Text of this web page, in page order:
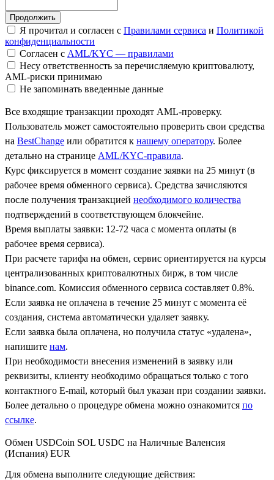
Я прочитал и согласен с Правилами сервиса и Политикой
конфиденциальности
Согласен с AML/KYC — правилами
Несу ответственность за перечисляемую криптовалюту,
AML-риски принимаю
Не запоминать введенные данные
Все входящие транзакции проходят AML-проверку.
Пользователь может самостоятельно проверить свои средства
на BestChange или обратится к нашему оператору. Более
детально на странице AML/KYC-правила.
Курс фиксируется в момент создание заявки на 25 минут (в
рабочее время обменного сервиса). Средства зачисляются
после получения транзакцией необходимого количества
подтверждений в соответствующем блокчейне.
Время выплаты заявки: 12-72 часа с момента оплаты (в
рабочее время сервиса).
При расчете тарифа на обмен, сервис ориентируется на курсы
централизованных криптовалютных бирж, в том числе
binance.com. Комиссия обменного сервиса составляет 0.8%.
Если заявка не оплачена в течение 25 минут с момента её
создания, система автоматически удаляет заявку.
Если заявка была оплачена, но получила статус «удалена»,
напишите нам.
При необходимости внесения изменений в заявку или
реквизиты, клиенту необходимо обращаться только с того
контактного Е-mail, который был указан при создании заявки.
Более детально о процедуре обмена можно ознакомится по
ссылке.
Обмен USDCoin SOL USDC на Наличные Валенсия
(Испания) EUR
Для обмена выполните следующие действия: